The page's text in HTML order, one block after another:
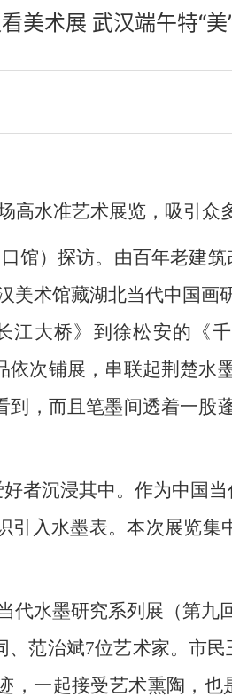
美术展 武汉端午特“美
水准艺术展览，吸引众
馆）探访。由百年老建
术馆藏湖北当代中国画
江大桥》到徐松安的《
次铺展，串联起荆楚水
，而且笔墨间透着一股
者沉浸其中。作为中国
入水墨表。本次展览集
水墨研究系列展（第九
范治斌7位艺术家。市
，一起接受艺术熏陶，